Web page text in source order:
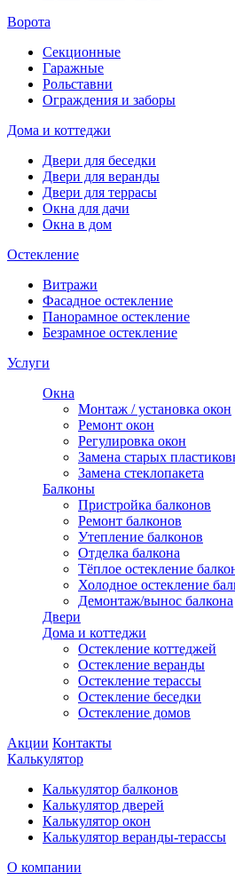
Ворота
Секционные
Гаражные
Рольставни
Ограждения и заборы
Дома и коттеджи
Двери для беседки
Двери для веранды
Двери для террасы
Окна для дачи
Окна в дом
Остекление
Витражи
Фасадное остекление
Панорамное остекление
Безрамное остекление
Услуги
Окна
Монтаж / установка окон
Ремонт окон
Регулировка окон
Замена старых
Замена стеклопакета
Балконы
Пристройка балконов
Ремонт балконов
Утепление балконов
Отделка балкона
Тёплое остекление
Холодное остекление
Демонтаж/вынос балкона
Двери
Дома и коттеджи
Остекление коттеджей
Остекление веранды
Остекление терассы
Остекление беседки
Остекление домов
Акции Контакты
Калькулятор
Калькулятор балконов
Калькулятор дверей
Калькулятор окон
Калькулятор веранды-терассы
О компании